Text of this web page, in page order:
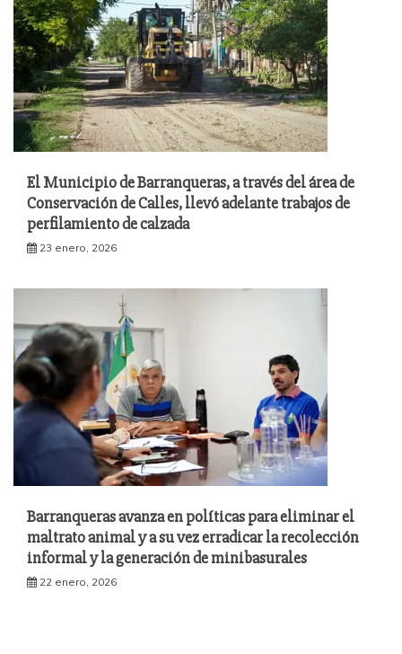
El Municipio de Barranqueras, a través del área de
Conservación de Calles, llevó adelante trabajos de
perfilamiento de calzada
23 enero, 2026
Barranqueras avanza en políticas para eliminar el
maltrato animal y a su vez erradicar la recolección
informal y la generación de minibasurales
22 enero, 2026